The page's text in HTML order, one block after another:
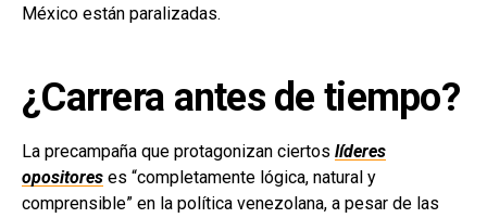
México están paralizadas.
¿Carrera antes de tiempo?
La precampaña que protagonizan ciertos líderes
opositores es “completamente lógica, natural y
comprensible” en la política venezolana, a pesar de las